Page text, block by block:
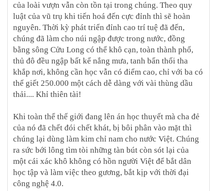
của loài vượn vẫn còn tồn tại trong chúng. Theo quy
luật của vũ trụ khi tiến hoá đến cực đỉnh thì sẽ hoàn
nguyên. Thời kỳ phát triển đỉnh cao trí tuệ đã đến,
chúng đã làm cho núi ngập được trong nước, đồng
bằng sông Cửu Long có thể khô cạn, toàn thành phố,
thủ đôđều ngập bất kể nắng mưa, tanh bẩn thối tha
khắp nơi, không cần học vẫn có điểm cao, chỉ với ba có
thể giết 250.000 một cách dễ dàng với vài thùng dầu
thải.... Khỉ thiên tài!
Khi toàn thể thế giới đang lên án học thuyết mà cha đẻ
của nó đã chết đói chết khát, bị bôi phân vào mặt thì
chúng lại dùng làm kim chỉ nam cho nước Việt. Chúng
ra sức bới lông tìm tòi những tàn bút còn sót lại của
một cái xác khô không có hồn người Việt để bắt dân
học tập và làm việc theo gương, bắt kịp với thời đại
công nghệ 4.0.